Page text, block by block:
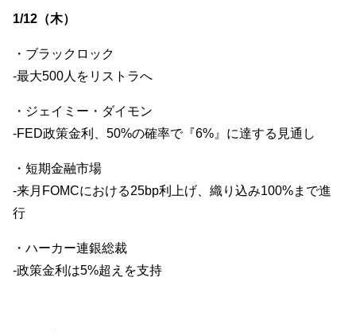
1/12（木）
・ブラックロック
-最大500人をリストラへ
・ジェイミー・ダイモン
-FED政策金利、50%の確率で『6%』に達する見通し
・短期金融市場
-来月FOMCにおける25bp利上げ、織り込み100%まで進
行
・ハーカー連銀総裁
-政策金利は5%超えを支持